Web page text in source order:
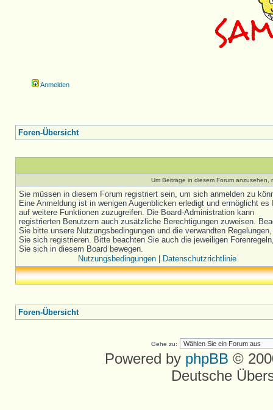
Anmelden
Foren-Übersicht
Um Beiträge in diesem Forum
Sie müssen in diesem Forum registriert sein, um sich anmelden zu
Eine Anmeldung ist in wenigen Augenblicken erledigt und ermöglicht es
auf weitere Funktionen zuzugreifen. Die Board-Administration kann
registrierten Benutzern auch zusätzliche Berechtigungen zuweisen.
Sie bitte unsere Nutzungsbedingungen und die verwandten
Sie sich registrieren. Bitte beachten Sie auch die jeweiligen
Sie sich in diesem Board bewegen.
Nutzungsbedingungen| Datenschutzrichtlinie
Foren-Übersicht
Gehe zu:
Powered by phpBB ©
Deutsche